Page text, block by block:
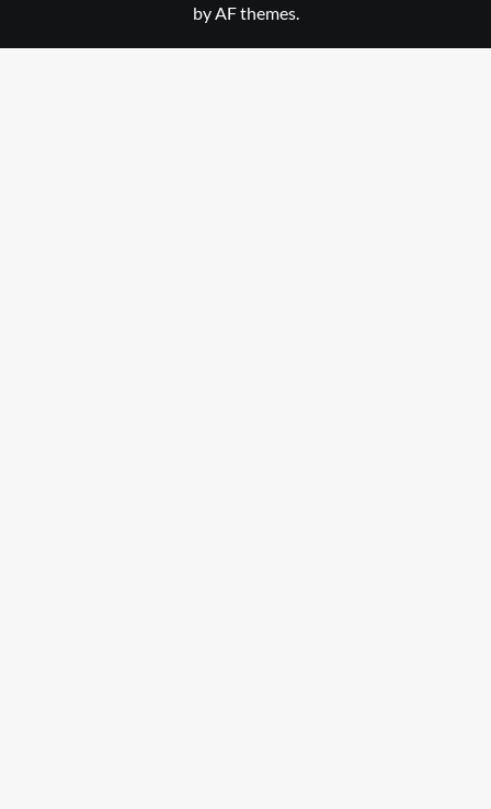
by AF themes.